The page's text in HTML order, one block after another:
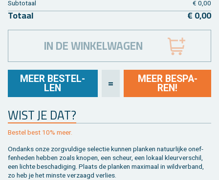
MEER BE­STEL­
LEN
=
MEER BE­SPA­
REN!
WIST JE DAT?
Be­stel best 10% meer.
On­danks onze zorg­vul­di­ge se­lec­tie kun­nen plan­ken na­tuur­lij­ke on­ef­
fen­he­den heb­ben zoals kno­pen, een scheur, een lo­kaal kleur­ver­schil,
een lich­te be­scha­di­ging. Plaats de plan­ken maxi­maal in wild­ver­band,
zo heb je het min­ste ver­zaagd ver­lies.
Sub­to­taal € 0,00
To­taal € 0,00
IN DE WINKELWAGEN